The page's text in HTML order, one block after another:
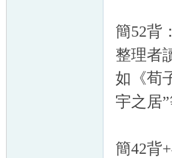
簡52背
整理者
如《荀
宇之居”
簡42背